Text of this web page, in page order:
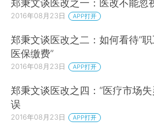
郑秉文谈医改之一：医改不能忽
2016年08月23日 APP打开
郑秉文谈医改之二：如何看待“
医保缴费”
2016年08月23日 APP打开
郑秉文谈医改之四：“医疗市场
误
2016年08月23日 APP打开